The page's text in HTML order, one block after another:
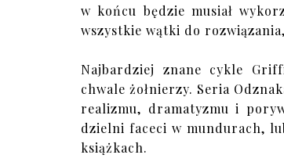
w końcu będzie musiał
wszystkie wątki do
Najbardziej znane cykle
chwale żołnierzy. Seria
realizmu, dramatyzmu i
dzielni faceci w mundurach,
książkach.